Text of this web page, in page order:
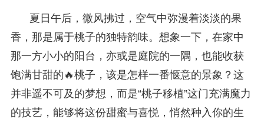
夏日午后，微风拂过，空气中弥漫着淡淡的果
香，那是属于桃子的独特韵味。想象一下，在家中
那一方小小的阳台，亦或是庭院的一隅，也能收获
饱满甘甜的🔥桃子，该是怎样一番惬意的景象？这
并非遥不可及的梦想，而是“桃子移植”这门充满魔力
的技艺，能够将这份甜蜜与喜悦，悄然种入你的生